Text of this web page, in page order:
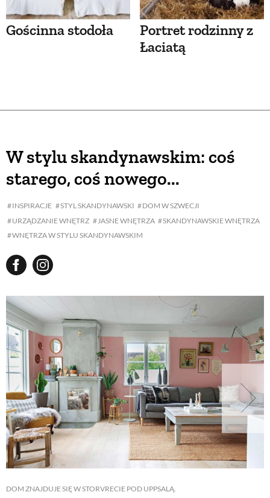
Gościnna stodoła
Portret rodzinny z
Łaciatą
W stylu skandynawskim: coś
starego, coś nowego...
INSPIRACJE STYL SKANDYNAWSKI
DOM W SZWECJI
URZĄDZANIE WNĘTRZ
JASNE WNĘTRZA
SKANDYNAWSKIE WNĘTRZA
WNĘTRZA W STYLU SKANDYNAWSKIM
DOM ZNAJDUJE SIĘ W STORVRECIE POD UPPSALĄ.